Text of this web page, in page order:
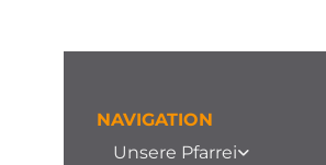
NAVIGATION
Unsere Pfarrei